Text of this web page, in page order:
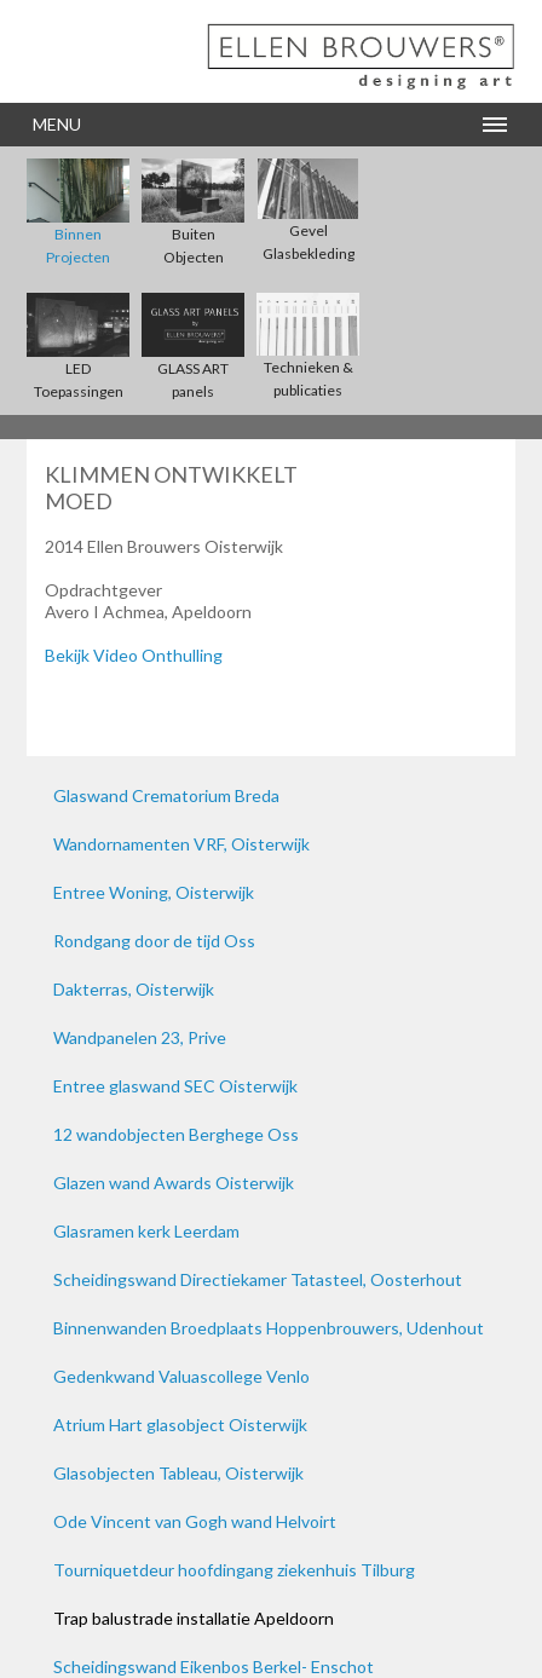
MENU
Binnen
Projecten
Buiten
Objecten
Gevel
Glasbekleding
LED
Toepassingen
GLASS ART
panels
Technieken &
publicaties
KLIMMEN ONTWIKKELT
MOED
2014 Ellen Brouwers Oisterwijk
Opdrachtgever
Avero I Achmea, Apeldoorn
Bekijk Video Onthulling
Glaswand Crematorium Breda
Wandornamenten VRF, Oisterwijk
Entree Woning, Oisterwijk
Rondgang door de tijd Oss
Dakterras, Oisterwijk
Wandpanelen 23, Prive
Entree glaswand SEC Oisterwijk
12 wandobjecten Berghege Oss
Glazen wand Awards Oisterwijk
Glasramen kerk Leerdam
Scheidingswand Directiekamer Tatasteel, Oosterhout
Binnenwanden Broedplaats Hoppenbrouwers, Udenhout
Gedenkwand Valuascollege Venlo
Atrium Hart glasobject Oisterwijk
Glasobjecten Tableau, Oisterwijk
Ode Vincent van Gogh wand Helvoirt
Tourniquetdeur hoofdingang ziekenhuis Tilburg
Trap balustrade installatie Apeldoorn
Scheidingswand Eikenbos Berkel- Enschot